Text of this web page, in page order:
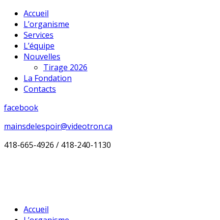
Accueil
L’organisme
Services
L’équipe
Nouvelles
Tirage 2026
La Fondation
Contacts
facebook
mainsdelespoir@videotron.ca
418-665-4926 / 418-240-1130
Accueil